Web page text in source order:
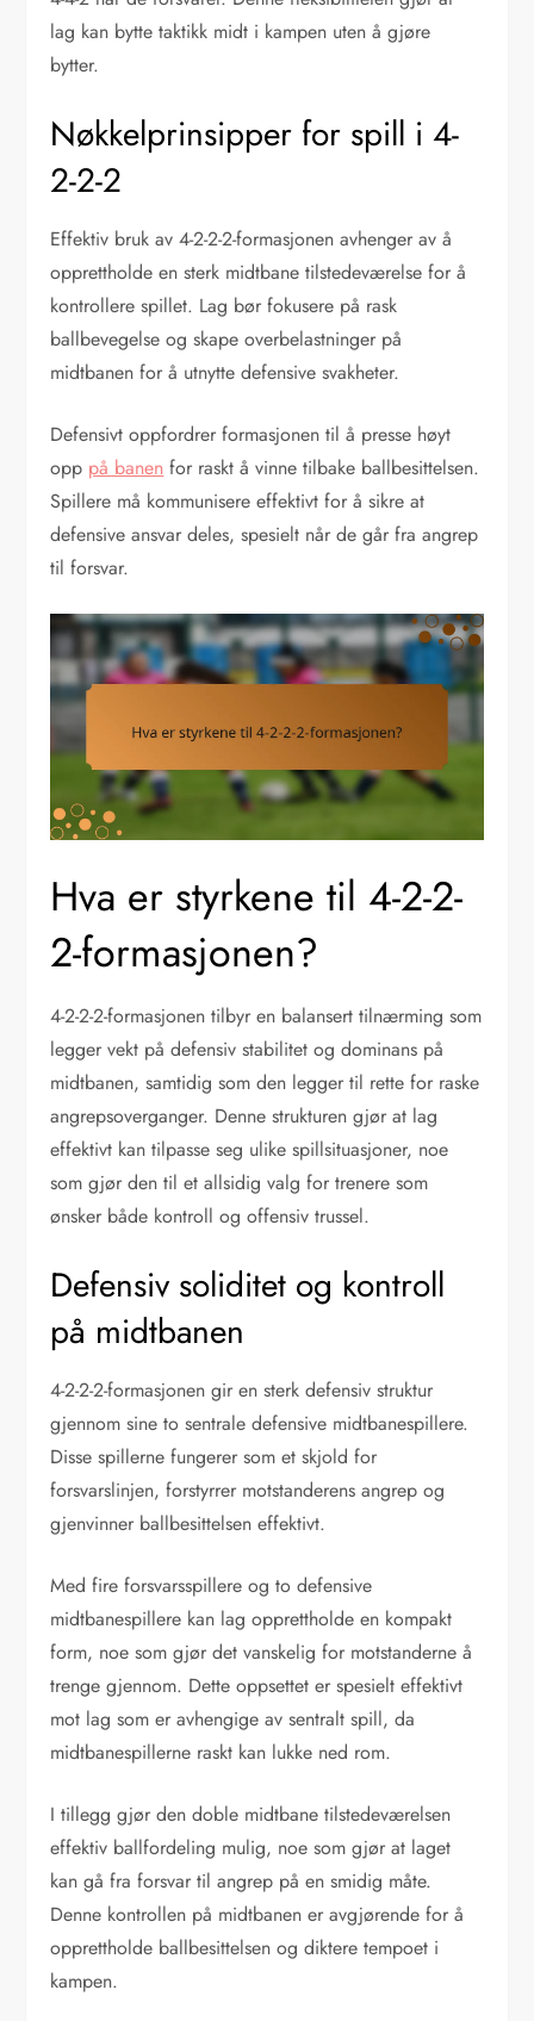
lag kan bytte taktikk midt i kampen uten å gjøre
bytter.
Nøkkelprinsipper for spill i 4-
2-2-2
Effektiv bruk av 4-2-2-2-formasjonen avhenger av å
opprettholde en sterk midtbane tilstedeværelse for å
kontrollere spillet. Lag bør fokusere på rask
ballbevegelse og skape overbelastninger på
midtbanen for å utnytte defensive svakheter.
Defensivt oppfordrer formasjonen til å presse høyt
opp på banen for raskt å vinne tilbake ballbesittelsen.
Spillere må kommunisere effektivt for å sikre at
defensive ansvar deles, spesielt når de går fra angrep
til forsvar.
Hva er styrkene til 4-2-2-
2-formasjonen?
4-2-2-2-formasjonen tilbyr en balansert tilnærming som
legger vekt på defensiv stabilitet og dominans på
midtbanen, samtidig som den legger til rette for raske
angrepsoverganger. Denne strukturen gjør at lag
effektivt kan tilpasse seg ulike spillsituasjoner, noe
som gjør den til et allsidig valg for trenere som
ønsker både kontroll og offensiv trussel.
Defensiv soliditet og kontroll
på midtbanen
4-2-2-2-formasjonen gir en sterk defensiv struktur
gjennom sine to sentrale defensive midtbanespillere.
Disse spillerne fungerer som et skjold for
forsvarslinjen, forstyrrer motstanderens angrep og
gjenvinner ballbesittelsen effektivt.
Med fire forsvarsspillere og to defensive
midtbanespillere kan lag opprettholde en kompakt
form, noe som gjør det vanskelig for motstanderne å
trenge gjennom. Dette oppsettet er spesielt effektivt
mot lag som er avhengige av sentralt spill, da
midtbanespillerne raskt kan lukke ned rom.
I tillegg gjør den doble midtbane tilstedeværelsen
effektiv ballfordeling mulig, noe som gjør at laget
kan gå fra forsvar til angrep på en smidig måte.
Denne kontrollen på midtbanen er avgjørende for å
opprettholde ballbesittelsen og diktere tempoet i
kampen.